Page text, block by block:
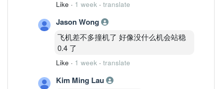
Like · 1 week · translate
Jason Wong
飞机差不多撞机了 好像没什么机会站稳
0.4 了
Like · 1 week · translate
Kim Ming Lau